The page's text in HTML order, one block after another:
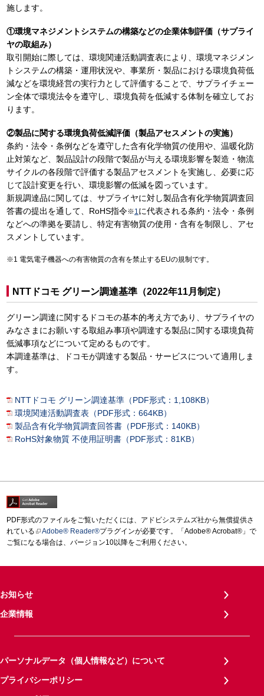
施します。
①環境マネジメントシステムの構築などの企業体制評価（サプライ
ヤの取組み）
取引開始に際しては、環境関連活動調査表により、環境マネジメン
トシステムの構築・運用状況や、事業所・製品における環境負荷低
減などを環境経営の実行力として評価することで、サプライチェー
ン全体で環境法令を遵守し、環境負荷を低減する体制を確立してお
ります。
②製品に関する環境負荷低減評価（製品アセスメントの実施）
条約・法令・条例などを遵守した含有化学物質の使用や、温暖化防
止対策など、製品設計の段階で製品が与える環境影響を製造・物流
サイクルの各段階で評価する製品アセスメントを実施し、必要に応
じて設計変更を行い、環境影響の低減を図っています。
新規調達品に関しては、サプライヤに対し製品含有化学物質調査回
答書の提出を通して、RoHS指令※1に代表される条約・法令・条例
などへの準拠を要請し、特定有害物質の使用・含有を制限し、アセ
スメントしています。
電気電子機器への有害物質の含有を禁止するEUの規制です。
NTTドコモ グリーン調達基準（2022年11月制定）
グリーン調達に関するドコモの基本的考え方であり、サプライヤの
みなさまにお願いする取組み事項や調達する製品に関する環境負荷
低減事項などについて定めるものです。
本調達基準は、ドコモが調達する製品・サービスについて適用しま
す。
NTTドコモ グリーン調達基準（PDF形式：1,108KB）
環境関連活動調査表（PDF形式：664KB）
製品含有化学物質調査回答書（PDF形式：140KB）
RoHS対象物質 不使用証明書（PDF形式：81KB）
PDF形式のファイルをご覧いただくには、アドビシステムズ社から無償提供さ
れている
Adobe® Reader®プラグインが必要です。「Adobe® Acrobat®」で
ご覧になる場合は、バージョン10以降をご利用ください。
お知らせ
企業情報
パーソナルデータ（個人情報など）について
プライバシーポリシー